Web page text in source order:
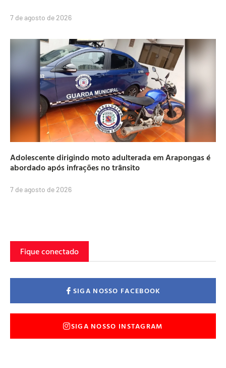
7 de agosto de 2026
Adolescente dirigindo moto adulterada em Arapongas é
abordado após infrações no trânsito
7 de agosto de 2026
Fique conectado
SIGA NOSSO FACEBOOK
SIGA NOSSO INSTAGRAM